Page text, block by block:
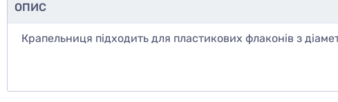
ОПИС
Крапельниця підходить для пластикових флаконів з